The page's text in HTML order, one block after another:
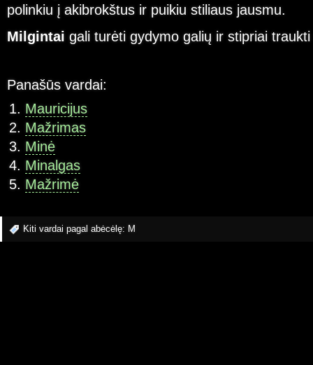
polinkiu į akibrokštus ir puikiu stiliaus jausmu.
Milgintai gali turėti gydymo galių ir stipriai
Panašūs vardai:
Mauricijus
Mažrimas
Minė
Minalgas
Mažrimė
Kiti vardai pagal abėcėlę: M